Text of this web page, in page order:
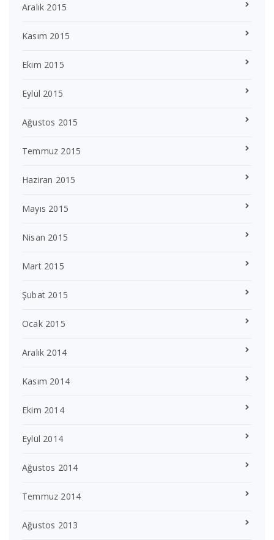
Aralık 2015
Kasım 2015
Ekim 2015
Eylül 2015
Ağustos 2015
Temmuz 2015
Haziran 2015
Mayıs 2015
Nisan 2015
Mart 2015
Şubat 2015
Ocak 2015
Aralık 2014
Kasım 2014
Ekim 2014
Eylül 2014
Ağustos 2014
Temmuz 2014
Ağustos 2013